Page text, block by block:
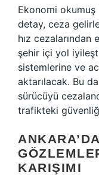
Ekonomi
detay, ceza
hız cezalarından
şehir içi yol
sistemlerine ve
aktarılacak. Bu
sürücüyü
trafikteki
KARIŞIMI